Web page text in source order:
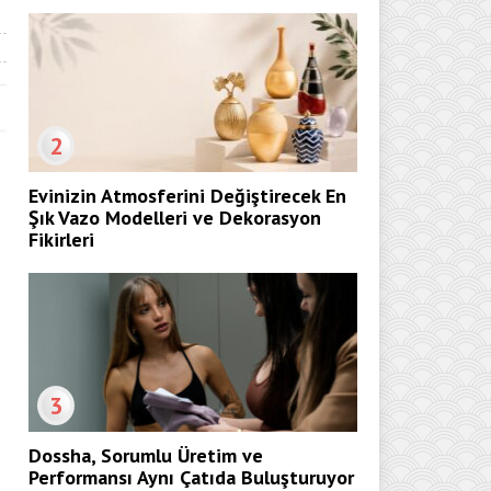
2
Evinizin Atmosferini Değiştirecek En
Şık Vazo Modelleri ve Dekorasyon
Fikirleri
3
Dossha, Sorumlu Üretim ve
Performansı Aynı Çatıda Buluşturuyor